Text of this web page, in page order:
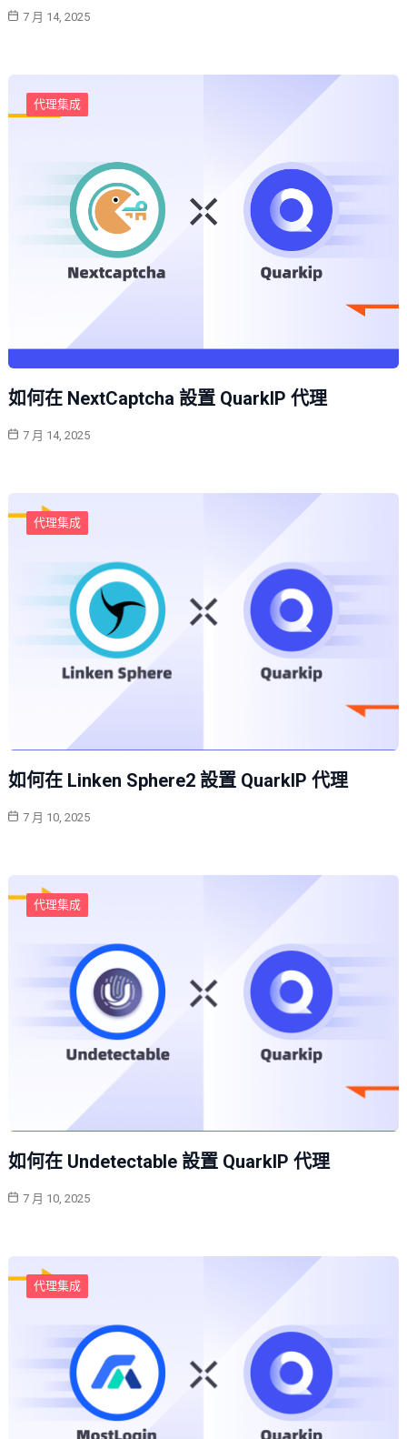
7 月 14, 2025
代理集成
如何在 NextCaptcha 設置 QuarkIP 代理
7 月 14, 2025
代理集成
如何在 Linken Sphere2 設置 QuarkIP 代理
7 月 10, 2025
代理集成
如何在 Undetectable 設置 QuarkIP 代理
7 月 10, 2025
代理集成